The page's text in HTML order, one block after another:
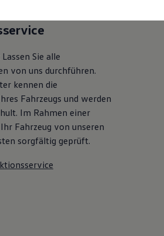
für Gewerbekunden
& Ratgeber
& Reisen
& Erlebnisse
California
Sie alle
von uns durchführen.
kennen die
Fahrzeugs und werden
Im Rahmen einer
Fahrzeug von unseren
sorgfältig geprüft.